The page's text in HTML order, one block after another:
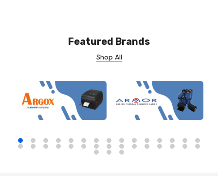
Featured Brands
Shop All